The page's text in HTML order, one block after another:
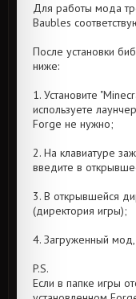
Для работы мода
Baubles
После установки
ниже:
1. Установите
используете
Forge не нужно;
2. На клавиатуре
введите в
3. В открывшейся
(директория игры);
4. Загруженный
P.S.
Если в папке игры